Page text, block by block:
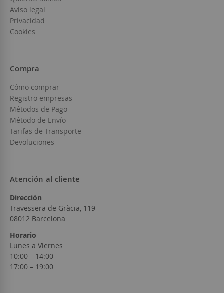
Aviso legal
Privacidad
Cookies
Compra
Cómo comprar
Registro empresas
Métodos de Pago
Método de Envío
Tarifas de Transporte
Devoluciones
Atención al cliente
Dirección
Travessera de Gràcia, 119
08012 Barcelona
Horario
Lunes a Viernes
10:00 – 14:00
17:00 – 19:00